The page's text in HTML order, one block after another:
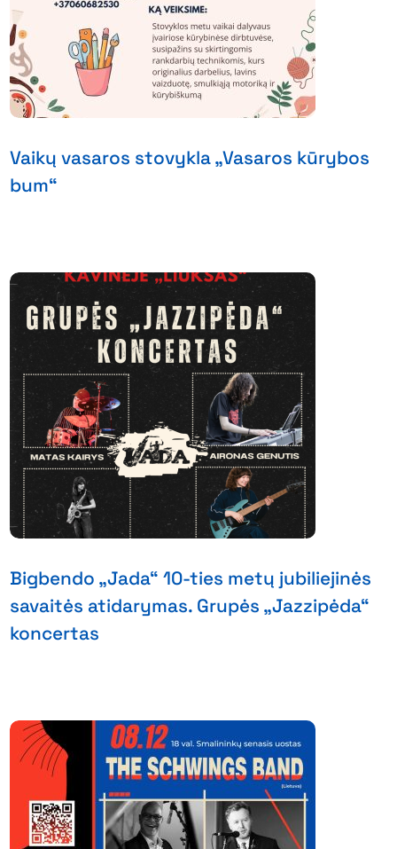
Vaikų vasaros stovykla „Vasaros kūrybos
bum“
Bigbendo „Jada“ 10-ties metų jubiliejinės
savaitės atidarymas. Grupės „Jazzipėda“
koncertas